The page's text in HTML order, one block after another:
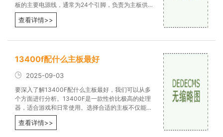
板的主要电源线，通常为24个引脚，负责为主板供
电。4/8针CPU电源线：这条电源线专
查看详情>>
13400f配什么主板最好
2025-09-03
要深入了解13400F配什么主板最好，我们可以从多
个方面进行分析。13400F是一款性价比极高的处理
器，适合游戏和日常使用。选择合适的主板不仅能提
升性能，还能保证稳定性和扩展性。
查看详情>>